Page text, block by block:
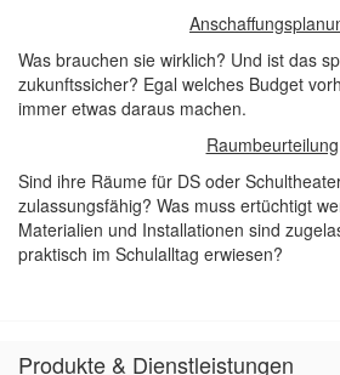
Was brauchen sie wirklich? Und ist das
zukunftssicher? Egal welches Budget
immer etwas daraus machen.
Raumbeurteilung
Sind ihre Räume für DS oder
zulassungsfähig? Was muss ertüchtigt
Materialien und Installationen sind
praktisch im Schulalltag erwiesen?
Produkte & Dienstleistungen